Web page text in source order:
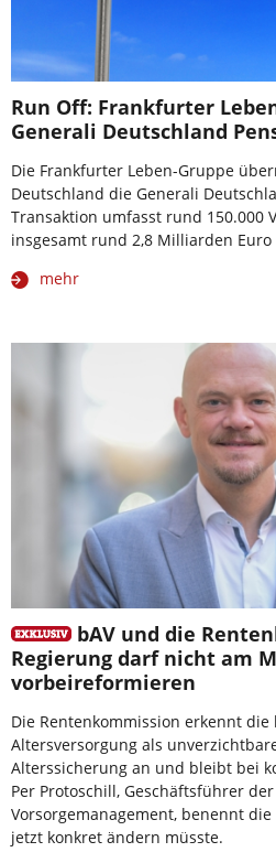
Run Off: Frankfurter
Generali Deutschland
Die Frankfurter Leben-Gruppe
Deutschland die Generali
Transaktion umfasst rund 150.000
insgesamt rund 2,8 Milliarden
mehr
bAV und die
Regierung darf nicht am
vorbeireformieren
Die Rentenkommission erkennt
Altersversorgung als
Alterssicherung an und bleibt bei
Per Protoschill, Geschäftsführer
Vorsorgemanagement, benennt
jetzt konkret ändern müsste.